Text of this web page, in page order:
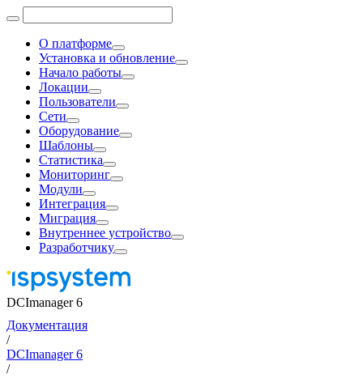
О платформе
Установка и обновление
Начало работы
Локации
Пользователи
Сети
Оборудование
Шаблоны
Статистика
Мониторинг
Модули
Интеграция
Миграция
Внутреннее устройство
Разработчику
DCImanager 6
Документация
/
DCImanager 6
/